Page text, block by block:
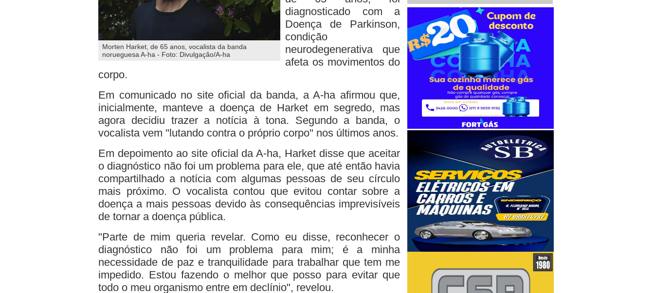
Morten Harket, de 65 anos, vocalista da banda
norueguesa A-ha - Foto: Divulgação/A-ha
diagnosticado com a
Doença de Parkinson,
condição
neurodegenerativa que
afeta os movimentos do
corpo.
Em comunicado no site oficial da banda, a A-ha afirmou que,
inicialmente, manteve a doença de Harket em segredo, mas
agora decidiu trazer a notícia à tona. Segundo a banda, o
vocalista vem "lutando contra o próprio corpo" nos últimos anos.
Em depoimento ao site oficial da A-ha, Harket disse que aceitar
o diagnóstico não foi um problema para ele, que até então havia
compartilhado a notícia com algumas pessoas de seu círculo
mais próximo. O vocalista contou que evitou contar sobre a
doença a mais pessoas devido às consequências imprevisíveis
de tornar a doença pública.
"Parte de mim queria revelar. Como eu disse, reconhecer o
diagnóstico não foi um problema para mim; é a minha
necessidade de paz e tranquilidade para trabalhar que tem me
impedido. Estou fazendo o melhor que posso para evitar que
todo o meu organismo entre em declínio", revelou.